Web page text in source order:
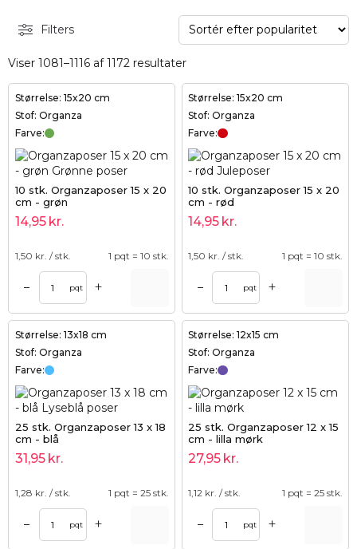
Filters
Viser 1081–1116 af 1172 resultater
Størrelse: 15x20 cm
Stof: Organza
Farve:
10 stk. Organzaposer 15 x 20
cm - grøn
14,95 kr.
1,50 kr. / stk. 1 pqt = 10 stk.
– pqt +
Størrelse: 15x20 cm
Stof: Organza
Farve:
10 stk. Organzaposer 15 x 20
cm - rød
14,95 kr.
1,50 kr. / stk. 1 pqt = 10 stk.
– pqt +
Størrelse: 13x18 cm
Stof: Organza
Farve:
25 stk. Organzaposer 13 x 18
cm - blå
31,95 kr.
1,28 kr. / stk. 1 pqt = 25 stk.
– pqt +
Størrelse: 12x15 cm
Stof: Organza
Farve:
25 stk. Organzaposer 12 x 15
cm - lilla mørk
27,95 kr.
1,12 kr. / stk. 1 pqt = 25 stk.
– pqt +